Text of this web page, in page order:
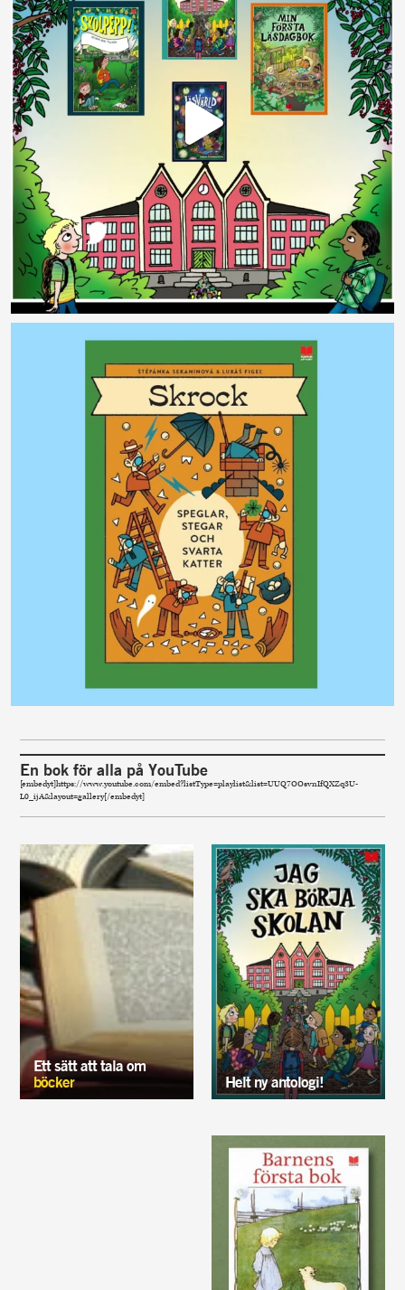
En bok för alla på YouTube
[embedyt]https://www.youtube.com/embed?listType=playlist&list=UUQ7OOsvnIfQXZq3U-
L0_ijA&layout=gallery[/embedyt]
Ett sätt att tala om
böcker
Helt ny antologi!